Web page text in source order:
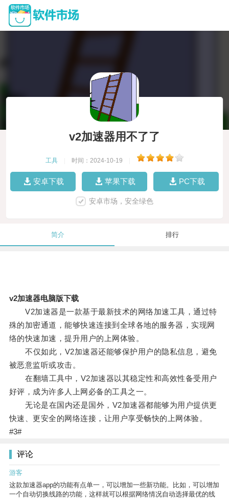
v2加速器用不了了
工具 时间：2024-10-19
安卓下载 苹果下载 PC下载
安卓市场，安全绿色
简介 排行
v2加速器电脑版下载
V2加速器是一款基于最新技术的网络加速工具，通过特
殊的加密通道，能够快速连接到全球各地的服务器，实现网
络的快速加速，提升用户的上网体验。
不仅如此，V2加速器还能够保护用户的隐私信息，避免
被恶意监听或攻击。
在翻墙工具中，V2加速器以其稳定性和高效性备受用户
好评，成为许多人上网必备的工具之一。
无论是在国内还是国外，V2加速器都能够为用户提供更
快速、更安全的网络连接，让用户享受畅快的上网体验。
#3#
评论
游客
这款加速器app的功能有点单一，可以增加一些新功能。比如，可以增加
一个自动切换线路的功能，这样就可以根据网络情况自动选择最优的线